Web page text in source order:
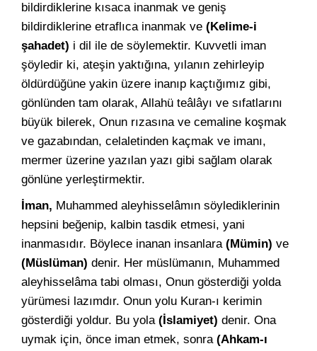
bildirdiklerine kısaca inanmak ve geniş
bildirdiklerine etraflıca inanmak ve (Kelime-i
şahadet) i dil ile de söylemektir. Kuvvetli iman
şöyledir ki, ateşin yaktığına, yılanın zehirleyip
öldürdüğüne yakin üzere inanıp kaçtığımız gibi,
gönlünden tam olarak, Allahü teâlâyı ve sıfatlarını
büyük bilerek, Onun rızasına ve cemaline koşmak
ve gazabından, celaletinden kaçmak ve imanı,
mermer üzerine yazılan yazı gibi sağlam olarak
gönlüne yerleştirmektir.
İman, Muhammed aleyhisselâmın söylediklerinin
hepsini beğenip, kalbin tasdik etmesi, yani
inanmasıdır. Böylece inanan insanlara (Mümin) ve
(Müslüman) denir. Her müslümanın, Muhammed
aleyhisselâma tabi olması, Onun gösterdiği yolda
yürümesi lazımdır. Onun yolu Kuran-ı kerimin
gösterdiği yoldur. Bu yola (İslamiyet) denir. Ona
uymak için, önce iman etmek, sonra (Ahkam-ı